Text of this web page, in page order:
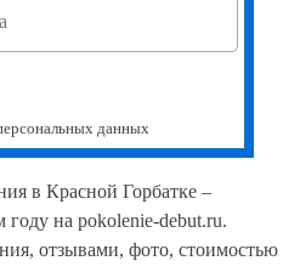
данных
в Красной Горбатке –
на pokolenie-debut.ru.
отзывами, фото, стоимостью